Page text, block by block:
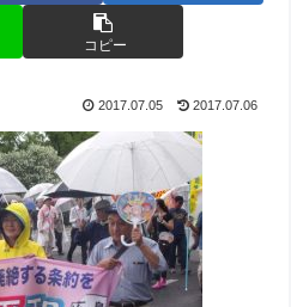
コピー
2017.07.05 2017.07.06